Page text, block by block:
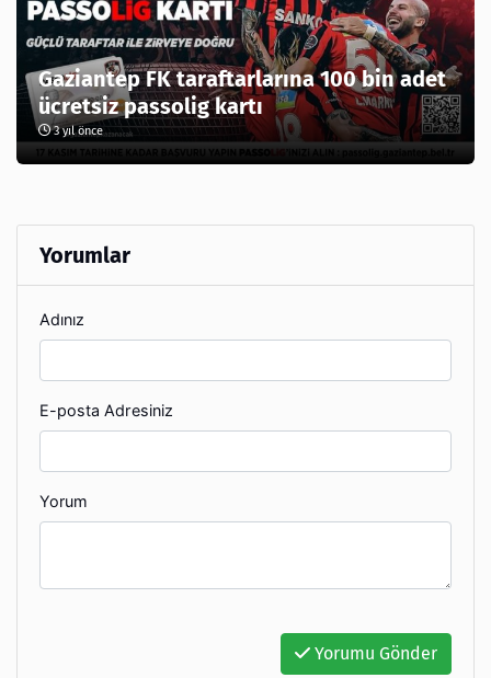
Gaziantep FK taraftarlarına 100 bin adet
ücretsiz passolig kartı
3 yıl önce
Yorumlar
Adınız
E-posta Adresiniz
Yorum
Yorumu Gönder